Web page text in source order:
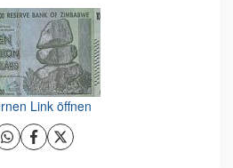
Link öffnen